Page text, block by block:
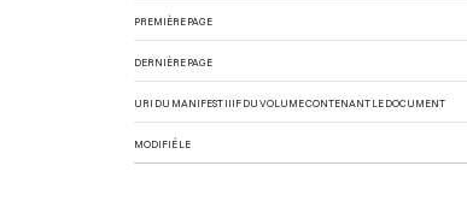
PREMIÈRE PAGE
DERNIÈRE PAGE
URI DU MANIFEST IIIF DU VOLUME CONTENANT LE DOCUMENT
MODIFIÉ LE